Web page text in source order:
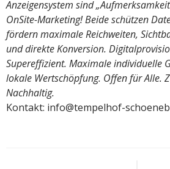
Anzeigensystem sind
OnSite-Marketing! Beide schützen
fördern maximale Reichweiten,
und direkte Konversion.
Supereffizient. Maximale individuelle
lokale Wertschöpfung. Offen für Alle.
Nachhaltig.
Kontakt: info@tempelhof-